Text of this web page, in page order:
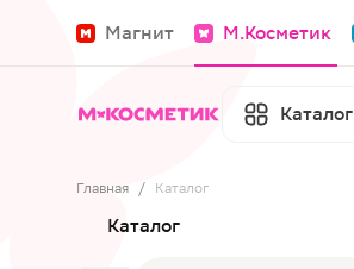
Магнит М.Косметик
Каталог
Главная / Каталог
Каталог